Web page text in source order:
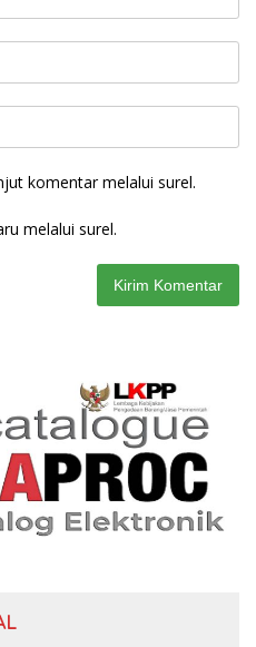
komentar melalui surel.
melalui surel.